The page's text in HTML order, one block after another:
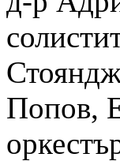
Попов,